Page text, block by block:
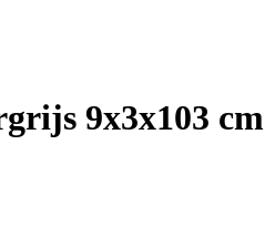
9x3x103 cm